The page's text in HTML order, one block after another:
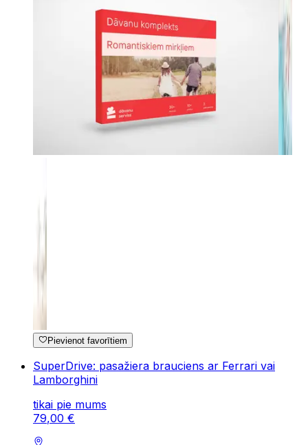
Pievienot favorītiem
SuperDrive: pasažiera brauciens ar Ferrari vai
Lamborghini
tikai pie mums
79,00 €